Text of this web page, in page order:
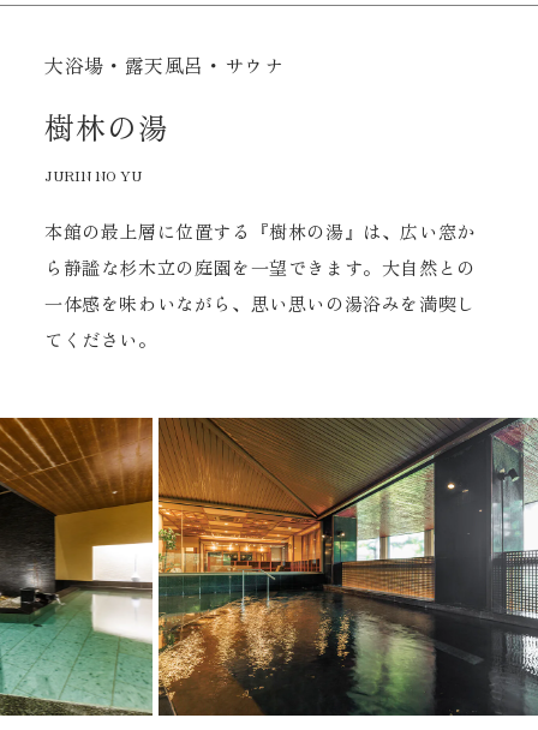
大浴場・露天風呂・サウナ
樹林の湯
JURIN NO YU
本館の最上層に位置する『樹林の湯』は、広い窓か
ら静謐な杉木立の庭園を一望できます。大自然との
一体感を味わいながら、思い思いの湯浴みを満喫し
てください。